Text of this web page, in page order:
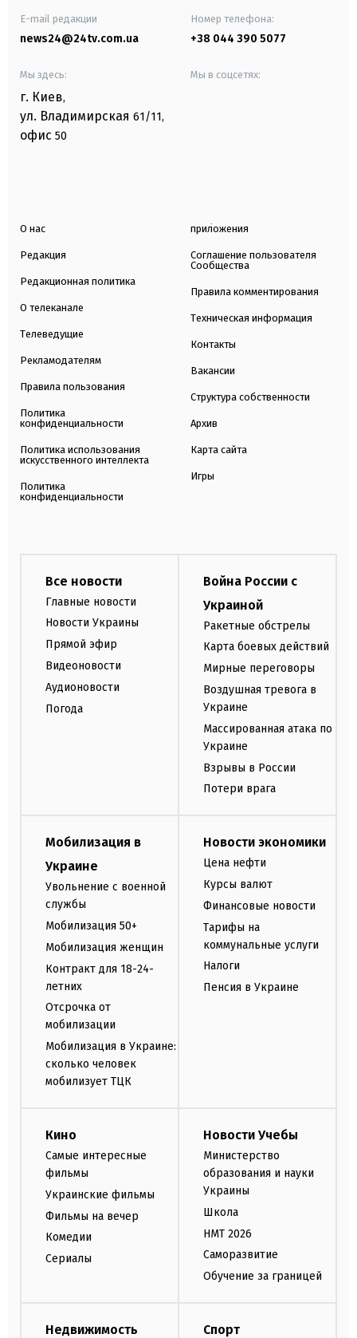
E-mail редакции
news24@24tv.com.ua
Номер телефона:
+38 044 390 5077
Мы здесь:
г. Киев,
ул. Владимирская 61/11,
офис 50
Мы в соцсетях:
О нас
Редакция
Редакционная политика
О телеканале
Телеведущие
Рекламодателям
Правила пользования
Политика
конфиденциальности
Политика использования
искусственного интеллекта
Политика
конфиденциальности
приложения
Соглашение пользователя
Сообщества
Правила комментирования
Техническая информация
Контакты
Вакансии
Структура собственности
Архив
Карта сайта
Игры
Все новости
Главные новости
Новости Украины
Прямой эфир
Видеоновости
Аудионовости
Погода
Война России с
Украиной
Ракетные обстрелы
Карта боевых действий
Мирные переговоры
Воздушная тревога в
Украине
Массированная атака по
Украине
Взрывы в России
Потери врага
Мобилизация в
Украине
Увольнение с военной
службы
Мобилизация 50+
Мобилизация женщин
Контракт для 18-24-
летних
Отсрочка от
мобилизации
Мобилизация в Украине:
сколько человек
мобилизует ТЦК
Новости экономики
Цена нефти
Курсы валют
Финансовые новости
Тарифы на
коммунальные услуги
Налоги
Пенсия в Украине
Кино
Самые интересные
фильмы
Украинские фильмы
Фильмы на вечер
Комедии
Сериалы
Новости Учебы
Министерство
образования и науки
Украины
Школа
НМТ 2026
Саморазвитие
Обучение за границей
Недвижимость Спорт